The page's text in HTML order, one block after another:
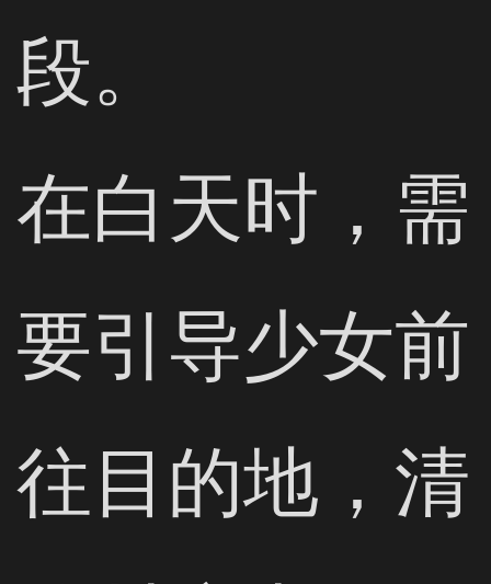
段。
在白天时，需
要引导少女前
往目的地，清